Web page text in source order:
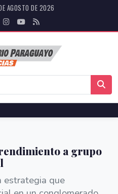
AGOSTO DE 2026
a grupo
estrategia que